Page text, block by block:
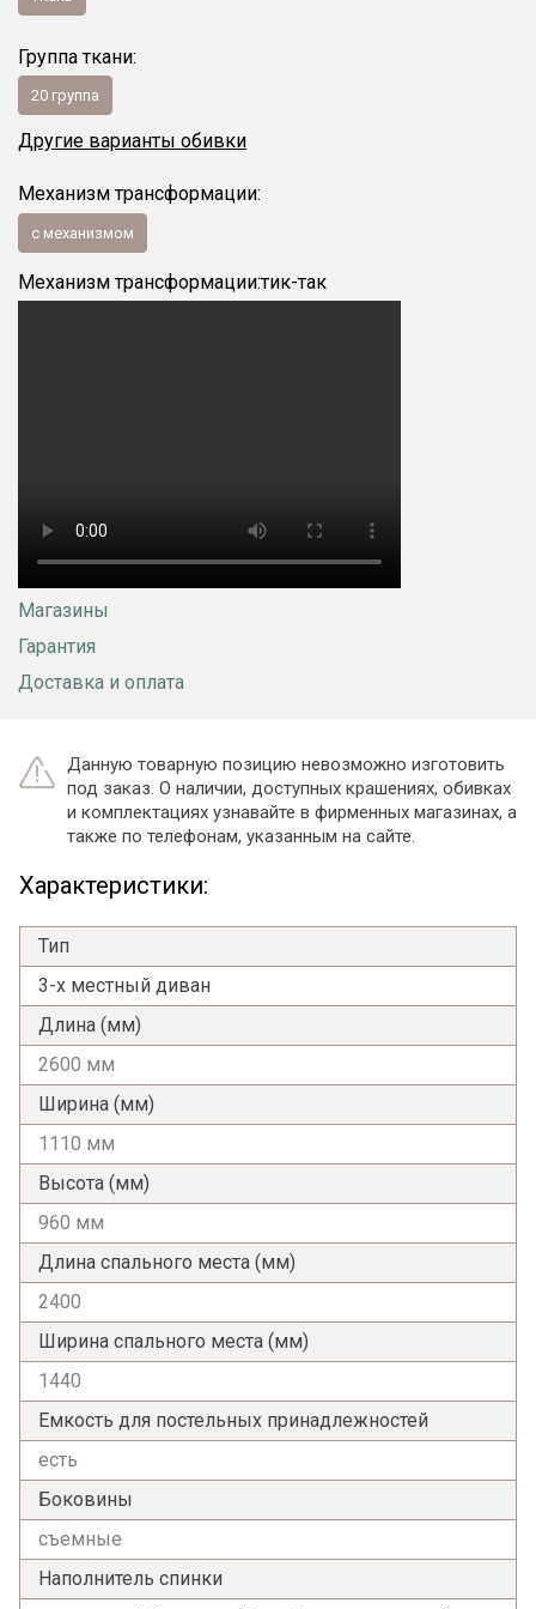
Я ознакомлен сПолитикойв отношении
согласен на их обработку.
Группа ткани:
20 группа
Другие варианты обивки
Механизм трансформации:
с механизмом
Механизм трансформации:тик-так
Магазины
Гарантия
Доставка и оплата
Данную товарную позицию невозможно изготовить
под заказ. О наличии, доступных крашениях, обивках
и комплектациях узнавайте в фирменных магазинах, а
также по телефонам, указанным на сайте.
Характеристики:
Тип
3-х местный диван
Длина (мм)
2600 мм
Ширина (мм)
1110 мм
Высота (мм)
960 мм
Длина спального места (мм)
2400
Ширина спального места (мм)
1440
Емкость для постельных принадлежностей
есть
Боковины
съемные
Наполнитель спинки